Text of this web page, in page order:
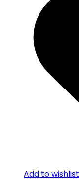
Add to wishlist